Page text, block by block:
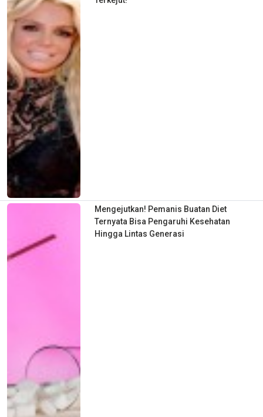
Mengejutkan! Pemanis Buatan Diet
Ternyata Bisa Pengaruhi Kesehatan
Hingga Lintas Generasi